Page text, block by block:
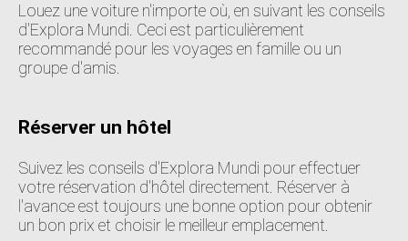
Louez une voiture n'importe où, en suivant les conseils
d'Explora Mundi. Ceci est particulièrement
recommandé pour les voyages en famille ou un
groupe d'amis.
Réserver un hôtel
Suivez les conseils d'Explora Mundi pour effectuer
votre réservation d'hôtel directement. Réserver à
l'avance est toujours une bonne option pour obtenir
un bon prix et choisir le meilleur emplacement.